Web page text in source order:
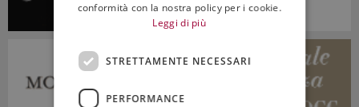
conformità con la nostra policy per i cookie.
Leggi di più
STRETTAMENTE NECESSARI
PERFORMANCE